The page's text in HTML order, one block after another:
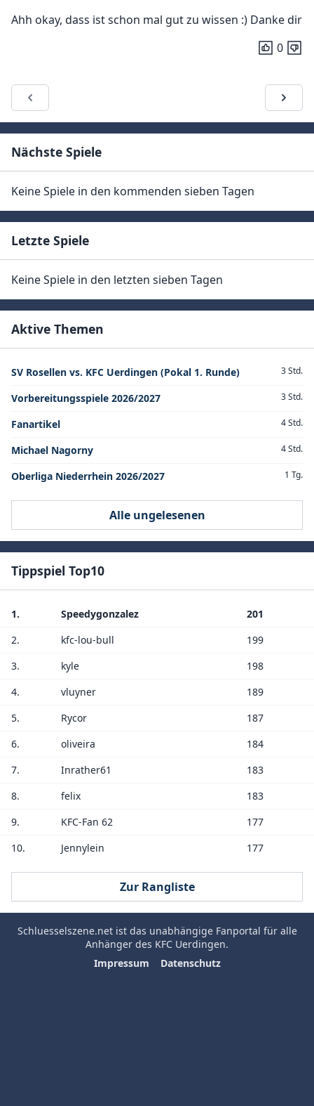
Ahh okay, dass ist schon mal gut zu wissen :) Danke dir
0
Nächste Spiele
Keine Spiele in den kommenden sieben Tagen
Letzte Spiele
Keine Spiele in den letzten sieben Tagen
Aktive Themen
SV Rosellen vs. KFC Uerdingen (Pokal 1. Runde) 3 Std.
Vorbereitungsspiele 2026/2027 3 Std.
Fanartikel 4 Std.
Michael Nagorny 4 Std.
Oberliga Niederrhein 2026/2027 1 Tg.
Alle ungelesenen
Tippspiel Top10
1. Speedygonzalez
201
2.
kfc-lou-bull
199
3.
kyle
198
4.
vluyner
189
5.
Rycor
187
6.
oliveira
184
7.
Inrather61
183
8.
felix
183
9.
KFC-Fan 62
177
10.
Jennylein 177
Zur Rangliste
Schluesselszene.netist das unabhängige Fanportal für alle
Anhänger des KFC Uerdingen.
Impressum
Datenschutz